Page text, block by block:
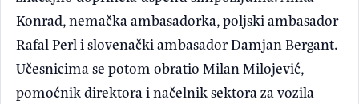
Konrad, nemačka ambasadorka, poljski ambasador
Rafal Perl i slovenački ambasador Damjan Bergant.
Učesnicima se potom obratio Milan Milojević,
pomoćnik direktora i načelnik sektora za vozila